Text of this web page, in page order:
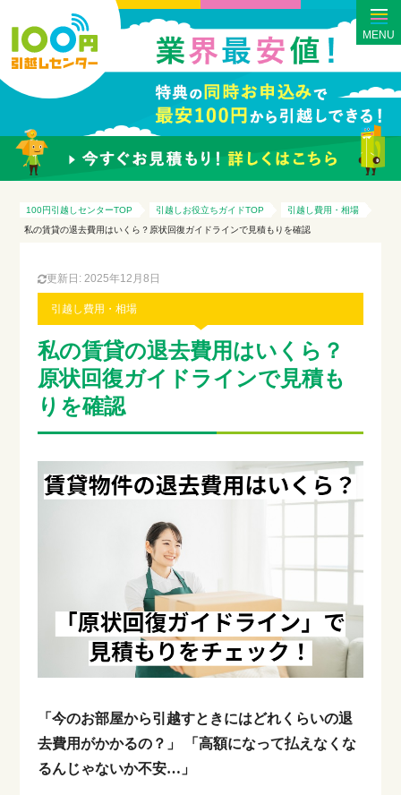
MENU
100円引越しセンターTOP 引越しお役立ちガイドTOP
引越し費用・相場
私の賃貸の退去費用はいくら？原状回復ガイドラインで見積もりを確認
引越し費用・相場
更新日: 2025年12月8日
私の賃貸の退去費用はいくら？
原状回復ガイドラインで見積も
りを確認
「今のお部屋から引越すときにはどれくらいの退
去費用がかかるの？」
「高額になって払えなくな
るんじゃないか不安…」